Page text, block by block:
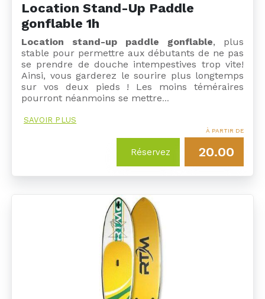
Location Stand-Up Paddle
gonflable 1h
Location stand-up paddle gonflable, plus
stable pour permettre aux débutants de ne pas
se prendre de douche intempestives trop vite!
Ainsi, vous garderez le sourire plus longtemps
sur vos deux pieds ! Les moins téméraires
pourront néanmoins se mettre…
SAVOIR PLUS
Réservez
À PARTIR DE
20.00